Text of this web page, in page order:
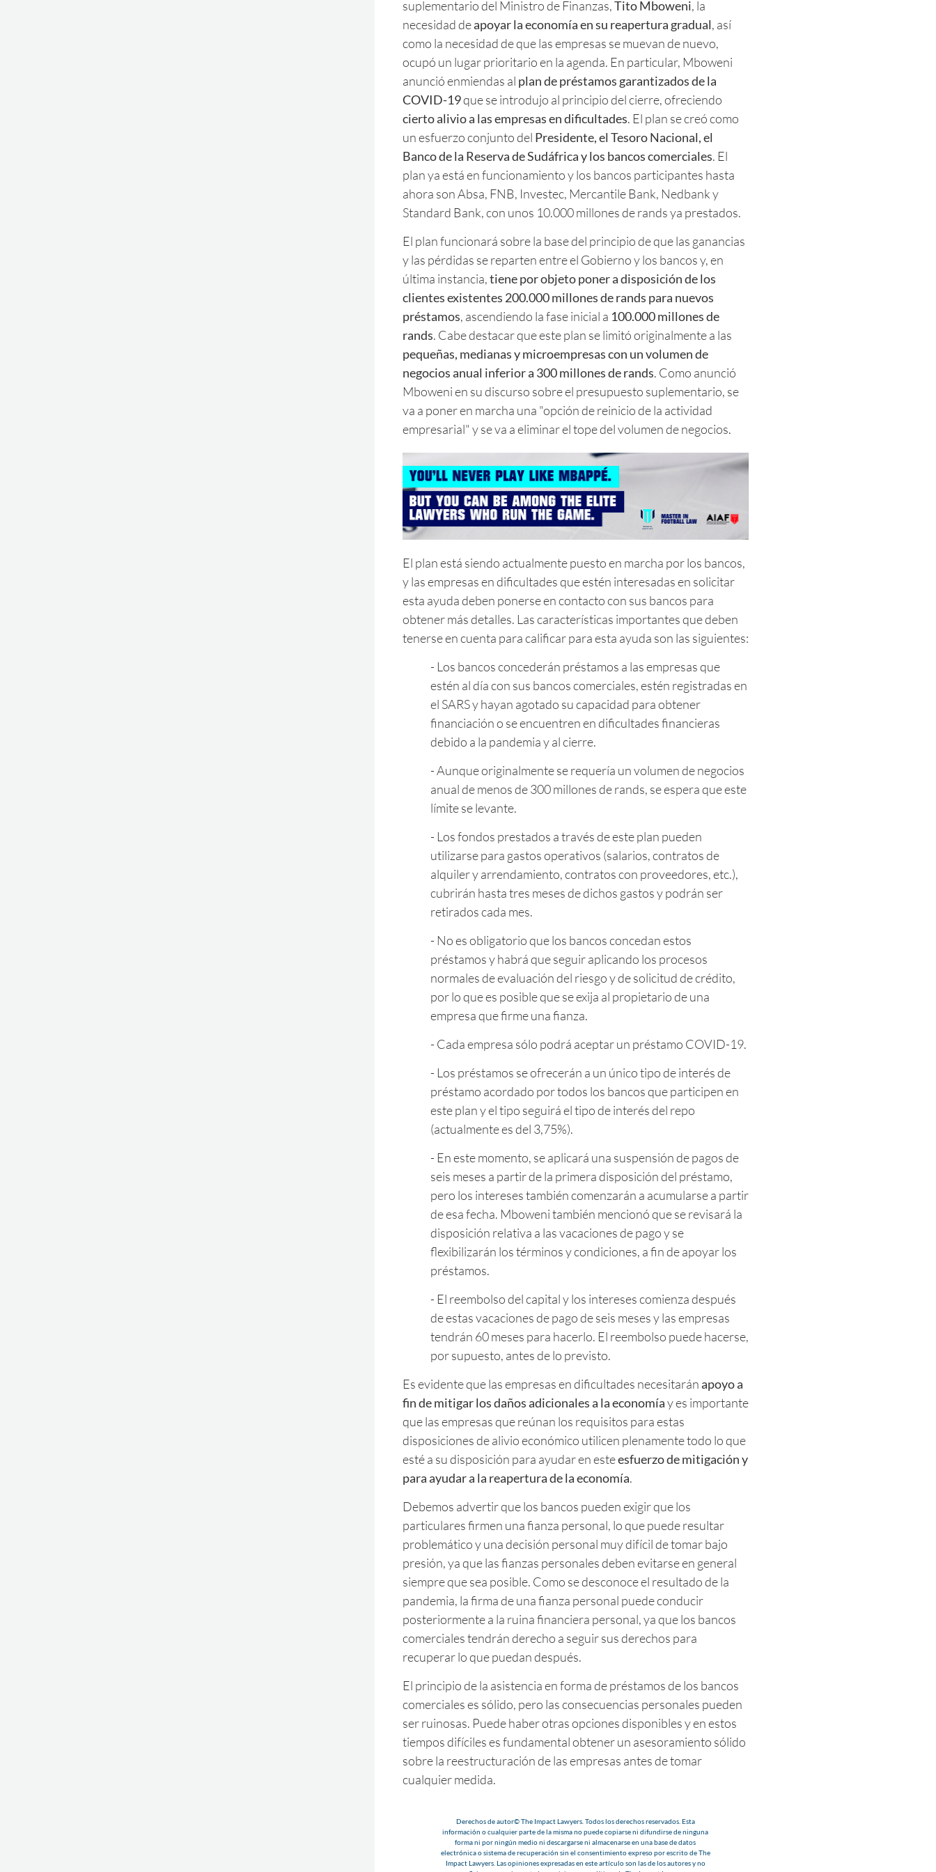
suplementario del Ministro de Finanzas,Tito Mboweni, la
necesidad deapoyar la economía en su reapertura gradual, así
como la necesidad de que las empresas se muevan de nuevo,
ocupó un lugar prioritario en la agenda. En particular, Mboweni
anunció enmiendas al plan de préstamos garantizados de la
COVID-19que se introdujo al principio del cierre, ofreciendo
cierto alivio a las empresas en dificultades. El plan se creó como
un esfuerzo conjunto del Presidente, el Tesoro Nacional, el
Banco de la Reserva de Sudáfrica y los bancos comerciales. El
plan ya está en funcionamiento y los bancos participantes hasta
ahora son Absa, FNB, Investec, Mercantile Bank, Nedbank y
Standard Bank, con unos 10.000 millones de rands ya prestados.
El plan funcionará sobre la base del principio de que las ganancias
y las pérdidas se reparten entre el Gobierno y los bancos y, en
última instancia,tiene por objeto poner a disposición de los
clientes existentes 200.000 millones de rands para nuevos
préstamos, ascendiendo la fase inicial a 100.000 millones de
rands. Cabe destacar que este plan se limitó originalmente a las
pequeñas, medianas y microempresas con un volumen de
negocios anual inferior a 300 millones de rands. Como anunció
Mboweni en su discurso sobre el presupuesto suplementario, se
va a poner en marcha una "opción de reinicio de la actividad
empresarial" y se va a eliminar el tope del volumen de negocios.
El plan está siendo actualmente puesto en marcha por los bancos,
y las empresas en dificultades que estén interesadas en solicitar
esta ayuda deben ponerse en contacto con sus bancos para
obtener más detalles. Las características importantes que deben
tenerse en cuenta para calificar para esta ayuda son las siguientes:
- Los bancos concederán préstamos a las empresas que
estén al día con sus bancos comerciales, estén registradas en
el SARS y hayan agotado su capacidad para obtener
financiación o se encuentren en dificultades financieras
debido a la pandemia y al cierre.
- Aunque originalmente se requería un volumen de negocios
anual de menos de 300 millones de rands, se espera que este
límite se levante.
- Los fondos prestados a través de este plan pueden
utilizarse para gastos operativos (salarios, contratos de
alquiler y arrendamiento, contratos con proveedores, etc.),
cubrirán hasta tres meses de dichos gastos y podrán ser
retirados cada mes.
- No es obligatorio que los bancos concedan estos
préstamos y habrá que seguir aplicando los procesos
normales de evaluación del riesgo y de solicitud de crédito,
por lo que es posible que se exija al propietario de una
empresa que firme una fianza.
- Cada empresa sólo podrá aceptar un préstamo COVID-19.
- Los préstamos se ofrecerán a un único tipo de interés de
préstamo acordado por todos los bancos que participen en
este plan y el tipo seguirá el tipo de interés del repo
(actualmente es del 3,75%).
- En este momento, se aplicará una suspensión de pagos de
seis meses a partir de la primera disposición del préstamo,
pero los intereses también comenzarán a acumularse a partir
de esa fecha. Mboweni también mencionó que se revisará la
disposición relativa a las vacaciones de pago y se
flexibilizarán los términos y condiciones, a fin de apoyar los
préstamos.
- El reembolso del capital y los intereses comienza después
de estas vacaciones de pago de seis meses y las empresas
tendrán 60 meses para hacerlo. El reembolso puede hacerse,
por supuesto, antes de lo previsto.
Es evidente que las empresas en dificultades necesitaránapoyo a
fin de mitigar los daños adicionales a la economíay es importante
que las empresas que reúnan los requisitos para estas
disposiciones de alivio económico utilicen plenamente todo lo que
esté a su disposición para ayudar en esteesfuerzo de mitigación y
para ayudar a la reapertura de la economía.
Debemos advertir que los bancos pueden exigir que los
particulares firmen una fianza personal, lo que puede resultar
problemático y una decisión personal muy difícil de tomar bajo
presión, ya que las fianzas personales deben evitarse en general
siempre que sea posible. Como se desconoce el resultado de la
pandemia, la firma de una fianza personal puede conducir
posteriormente a la ruina financiera personal, ya que los bancos
comerciales tendrán derecho a seguir sus derechos para
recuperar lo que puedan después.
El principio de la asistencia en forma de préstamos de los bancos
comerciales es sólido, pero las consecuencias personales pueden
ser ruinosas. Puede haber otras opciones disponibles y en estos
tiempos difíciles es fundamental obtener un asesoramiento sólido
sobre la reestructuración de las empresas antes de tomar
cualquier medida.
Derechos de autor© The Impact Lawyers. Todos los derechos reservados. Esta
información o cualquier parte de la misma no puede copiarse ni difundirse de ninguna
forma ni por ningún medio ni descargarse ni almacenarse en una base de datos
electrónica o sistema de recuperación sin el consentimiento expreso por escrito de The
Impact Lawyers. Las opiniones expresadas en este artículo son las de los autores y no